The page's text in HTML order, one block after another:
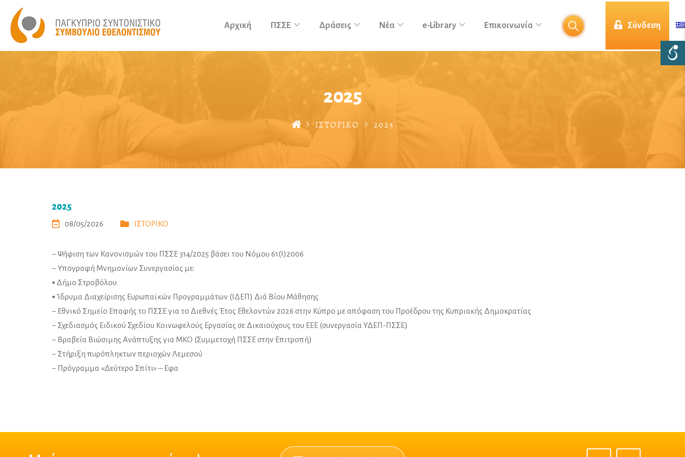
Αρχική ΠΣΣΕ Δράσεις Νέα e-Library Επικοινωνία Σύνδεση
2025
ΙΣΤΟΡΙΚΟ 2025
2025
08/05/2026 ΙΣΤΟΡΙΚΟ
− Ψήφιση των Κανονισμών του ΠΣΣΕ 314/2025 βάσει του Νόμου 61(Ι)2006
− Υπογραφή Μνημονίων Συνεργασίας με:
▪ Δήμο Στροβόλου
▪ Ίδρυμα Διαχείρισης Ευρωπαϊκών Προγραμμάτων (ΙΔΕΠ) Διά Βίου Μάθησης
− Εθνικό Σημείο Επαφής το ΠΣΣΕ για το Διεθνές Έτος Εθελοντών 2026 στην Κύπρο με απόφαση του Προέδρου της Κυπριακής Δημοκρατίας
− Σχεδιασμός Ειδικού Σχεδίου Κοινωφελούς Εργασίας σε Δικαιούχους του ΕΕΕ (συνεργασία ΥΔΕΠ-ΠΣΣΕ)
− Βραβεία Βιώσιμης Ανάπτυξης για ΜΚΟ (Συμμετοχή ΠΣΣΕ στην Επιτροπή)
− Στήριξη πυρόπληκτων περιοχών Λεμεσού
− Πρόγραμμα «Δεύτερο Σπίτι» – Εφα